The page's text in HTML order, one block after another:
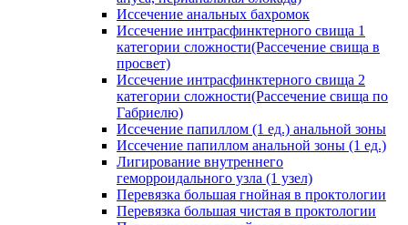
Иссечение анальных бахромок
Иссечение интрасфинктерного свища 1
категории сложности(Рассечение свища в
просвет)
Иссечение интрасфинктерного свища 2
категории сложности(Рассечение свища по
Габриелю)
Иссечение папиллом (1 ед.) анальной зоны
Иссечение папиллом анальной зоны (1 ед.)
Лигирование внутреннего
геморроидального узла (1 узел)
Перевязка большая гнойная в проктологии
Перевязка большая чистая в проктологии